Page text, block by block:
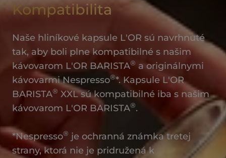
Kompatibilita
Naše hliníkové kapsule L'OR sú navrhnuté
tak, aby boli plne kompatibilné s našim
kávovarom L'OR BARISTA® a originálnymi
kávovarmi Nespresso®*. Kapsule L'OR
BARISTA® XXL sú kompatibilné iba s našim
kávovarom L'OR BARISTA®.
*Nespresso® je ochranná známka tretej
strany, ktorá nie je pridružená k